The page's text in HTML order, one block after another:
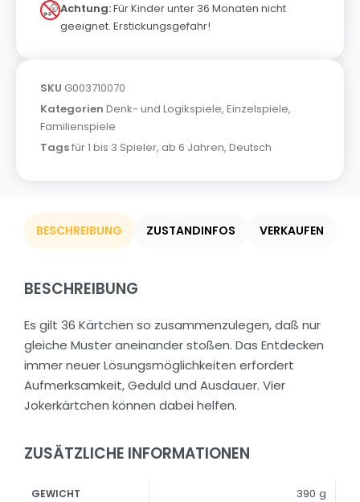
Achtung:Für Kinder unter 36 Monaten nicht
geeignet. Erstickungsgefahr!
SKU G003710070
Kategorien Denk- und Logikspiele, Einzelspiele,
Familienspiele
Tagsfür 1 bis 3 Spieler, ab 6 Jahren, Deutsch
BESCHREIBUNG ZUSTANDINFOS VERKAUFEN
BESCHREIBUNG
Es gilt 36 Kärtchen so zusammenzulegen, daß nur
gleiche Muster aneinander stoßen. Das Entdecken
immer neuer Lösungsmöglichkeiten erfordert
Aufmerksamkeit, Geduld und Ausdauer. Vier
Jokerkärtchen können dabei helfen.
ZUSÄTZLICHE INFORMATIONEN
GEWICHT 390 g